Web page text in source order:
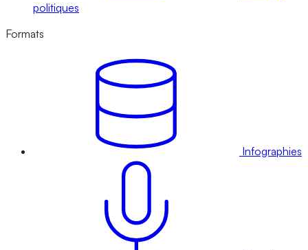
politiques
Formats
Infographies